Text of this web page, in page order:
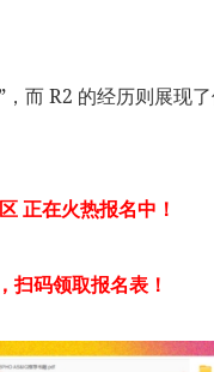
而 R2 的经历则展现
正在火热报名中！
扫码领取报名表！